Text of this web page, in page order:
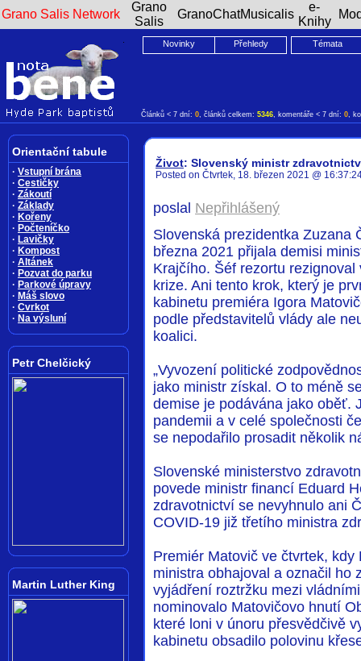
Grano Salis Network
Grano
Salis
GranoChatMusicalis
e-
Knihy
Novinky Přehledy Témata
Článků < 7 dní: 0, článků celkem: 5346, komentáře < 7 dní: 0,
Orientační tabule
· Vstupní brána
· Cestičky
· Zákoutí
· Základy
· Kořeny
· Počteníčko
· Lavičky
· Kompost
· Altánek
· Pozvat do parku
· Parkové úpravy
· Máš slovo
· Cvrkot
· Na výsluní
Petr Chelčický
Martin Luther King
Život: Slovenský ministr
Posted on Čtvrtek, 18. březen 2021 @
poslal Nepřihlášený
Slovenská prezidentka Zuzana
března 2021 přijala demisi
Krajčího. Šéf rezortu
krize. Ani tento krok, který je
kabinetu premiéra Igora
podle představitelů vlády ale
koalici.
„Vyvození politické
jako ministr získal. O to méně
demise je podávána jako oběť.
pandemii a v celé společnosti
se nepodařilo prosadit několik
Slovenské ministerstvo
povede ministr financí Eduard
zdravotnictví se nevyhnulo ani
COVID-19 již třetího ministra
Premiér Matovič ve čtvrtek,
ministra obhajoval a označil ho
vyjádření roztržku mezi
nominovalo Matovičovo hnutí
které loni v únoru přesvědčivě
kabinetu obsadilo polovinu